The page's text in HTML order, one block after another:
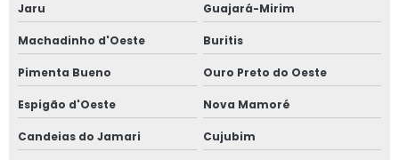
Jaru Guajará-Mirim
Machadinho d'Oeste Buritis
Pimenta Bueno Ouro Preto do Oeste
Espigão d'Oeste Nova Mamoré
Candeias do Jamari Cujubim